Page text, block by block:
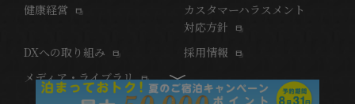
健康経営
カスタマーハラスメント
対応方針
DXへの取り組み
採用情報
メディア・ライブラリ